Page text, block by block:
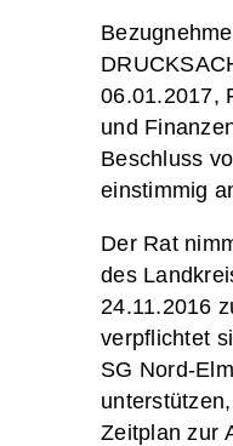
06.01.2017,
und
Beschluss
einstimmig
Der Rat
des
24.11.2016
verpflichtet
SG Nord-
Zeitplan zur